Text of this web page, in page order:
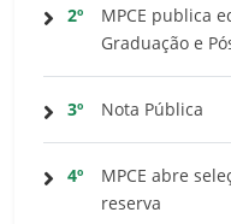
2º
MPCE publica
Graduação e
3º Nota Pública
4º
MPCE abre
reserva